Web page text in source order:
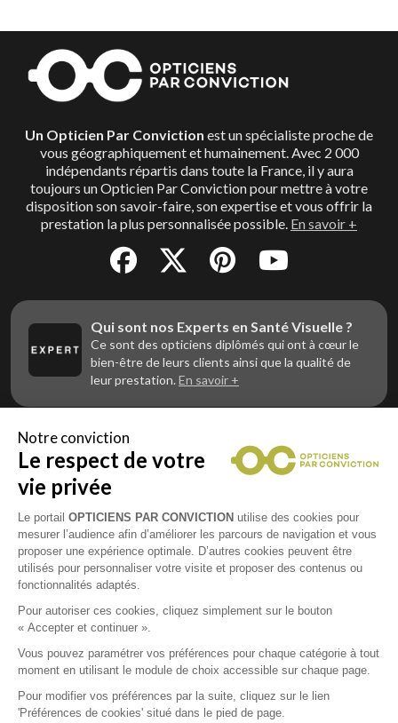
Un Opticien Par Conviction est un spécialiste proche de
vous géographiquement et humainement. Avec 2 000
indépendants répartis dans toute la France, il y aura
toujours un Opticien Par Conviction pour mettre à votre
disposition son savoir-faire, son expertise et vous offrir la
prestation la plus personnalisée possible. En savoir +
Qui sont nos Experts en Santé Visuelle ?
Ce sont des opticiens diplômés qui ont à cœur le
bien-être de leurs clients ainsi que la qualité de
leur prestation.En savoir +
Vous êtes un professionnel de la vue et
vous souhaitez nous rejoindre ?
Contactez Alliance Optic, la centrale d’achats et
d’accompagnement des opticiens indépendants
Notre conviction
Le respect de votre
vie privée
Le portail OPTICIENS PAR CONVICTION utilise des cookies pour
mesurer l’audience afin d’améliorer les parcours de navigation et vous
proposer une expérience optimale. D’autres cookies peuvent être
utilisés pour personnaliser votre visite et proposer des contenus ou
fonctionnalités adaptés.
Pour autoriser ces cookies, cliquez simplement sur le bouton
« Accepter et continuer ».
Vous pouvez paramétrer vos préférences pour chaque catégorie à tout
moment en utilisant le module de choix accessible sur chaque page.
Pour modifier vos préférences par la suite, cliquez sur le lien
'Préférences de cookies' situé dans le pied de page.